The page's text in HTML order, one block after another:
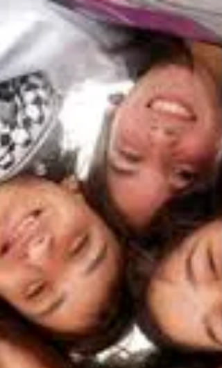
La parentalité : école de la
vie.... Est-ce que je fais bien?
Par moment, on se pose de vraies questions : est ce
que je fais bien avec mes enfants ou est-ce qu'il
faudrait que je change quelque...